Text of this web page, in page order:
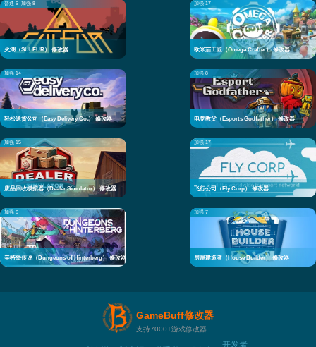
普通 6 加强 8
火湖（SULFUR） 修改器
加强 17
欧米茄工匠（Omega Crafter） 修改器
加强 14
轻松送货公司（Easy Delivery Co.） 修改器
加强 8
电竞教父（Esports Godfather） 修改器
加强 15
废品回收模拟器（Dealer Simulator） 修改器
加强 17
飞行公司（Fly Corp） 修改器
加强 6
辛特堡传说（Dungeons of Hinterberg） 修改器
加强 7
房屋建造者（House Builder） 修改器
GameBuff修改器
支持7000+游戏修改器